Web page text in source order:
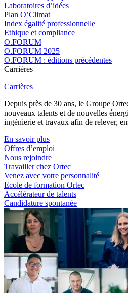
Laboratoires d’idées
Plan O’Climat
Index égalité professionnelle
Ethique et compliance
O.FORUM
O.FORUM 2025
O.FORUM : éditions précédentes
Carrières
Carrières
Depuis près de 30 ans, le Groupe
nouveaux talents et de nouvelles
ingénierie et travaux afin de relever,
En savoir plus
Offres d’emploi
Nous rejoindre
Travailler chez Ortec
Venez avec votre personnalité
Ecole de formation Ortec
Accélérateur de talents
Candidature spontanée